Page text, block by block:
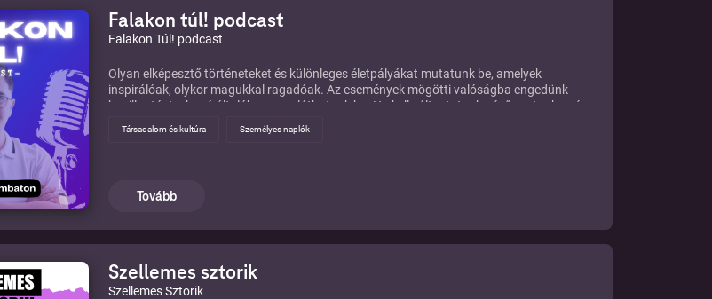
Falakon túl! podcast
Falakon Túl! podcast
Olyan elképesztő történeteket és különleges életpályákat mutatunk be, amelyek
inspirálóak, olykor magukkal ragadóak. Az események mögötti valóságba engedünk
bepillantást, ahová általában nem láthatunk be. Ha kell változtatunk nézőpontunkon és
történeteket. Kövesd velünk a "Falakon Túl" podcastet, és fedezd fel velünk ezt az
Társadalom és kultúra Személyes naplók
Tovább
Szellemes sztorik
Szellemes Sztorik